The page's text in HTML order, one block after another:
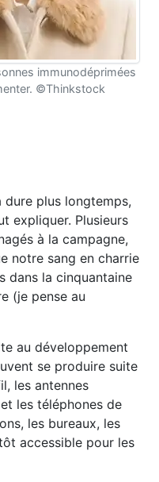
immunodéprimées
©Thinkstock
plus longtemps,
expliquer. Plusieurs
à la campagne,
notre sang en charrie
dans la cinquantaine
(je pense au
au développement
se produire suite
les antennes
les téléphones de
les bureaux, les
accessible pour les